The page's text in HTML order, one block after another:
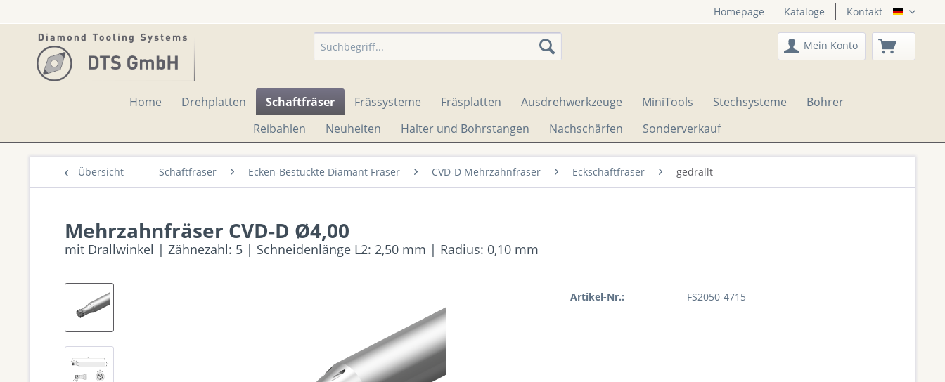
Homepage Kataloge Kontakt DTS
Mein Konto
Home Drehplatten Schaftfräser Frässysteme Fräsplatten Ausdrehwerkzeuge MiniTools Stechsysteme
Bohrer
Reibahlen
Neuheiten Halter und Bohrstangen Nachschärfen Sonderverkauf
Übersicht Schaftfräser Ecken-Bestückte Diamant Fräser CVD-D Mehrzahnfräser Eckschaftfräser gedrallt
Mehrzahnfräser CVD-D Ø4,00
mit Drallwinkel | Zähnezahl: 5 | Schneidenlänge L2: 2,50 mm | Radius: 0,10 mm
Artikel-Nr.: FS2050-4715